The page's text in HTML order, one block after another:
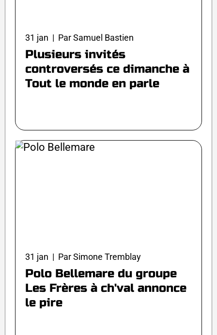
31 jan | Par Samuel Bastien
Plusieurs invités
controversés ce dimanche à
Tout le monde en parle
31 jan | Par Simone Tremblay
Polo Bellemare du groupe
Les Frères à ch'val annonce
le pire